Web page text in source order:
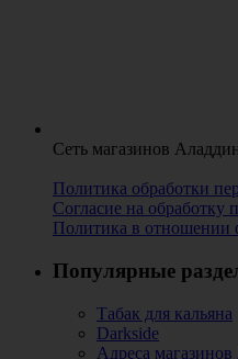
Сеть магазинов
Политика обработки
Согласие на обработку
Политика в отношении
Популярные
Табак для кальяна
Darkside
Адреса